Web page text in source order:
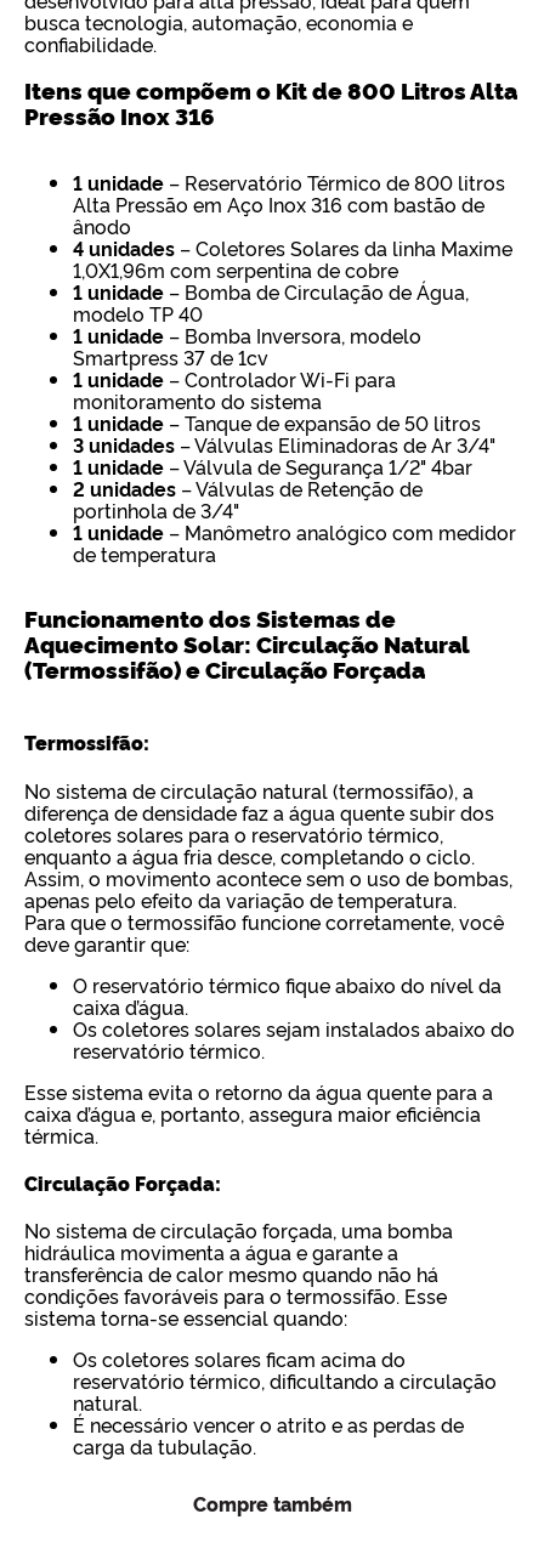
busca tecnologia, automação, economia e
confiabilidade.
Itens que compõem o Kit de 800 Litros Alta
Pressão Inox 316
1 unidade – Reservatório Térmico de 800 litros
Alta Pressão em Aço Inox 316 com bastão de
ânodo
4 unidades – Coletores Solares da linha Maxime
1,0X1,96m com serpentina de cobre
1 unidade – Bomba de Circulação de Água,
modelo TP 40
1 unidade – Bomba Inversora, modelo
Smartpress 37 de 1cv
1 unidade – Controlador Wi-Fi para
monitoramento do sistema
1 unidade – Tanque de expansão de 50 litros
3 unidades – Válvulas Eliminadoras de Ar 3/4"
1 unidade – Válvula de Segurança 1/2" 4bar
2 unidades – Válvulas de Retenção de
portinhola de 3/4"
1 unidade – Manômetro analógico com medidor
de temperatura
Funcionamento dos Sistemas de
Aquecimento Solar: Circulação Natural
(Termossifão) e Circulação Forçada
Termossifão:
No sistema de circulação natural (termossifão), a
diferença de densidade faz a água quente subir dos
coletores solares para o reservatório térmico,
enquanto a água fria desce, completando o ciclo.
Assim, o movimento acontece sem o uso de bombas,
apenas pelo efeito da variação de temperatura.
Para que o termossifão funcione corretamente, você
deve garantir que:
O reservatório térmico fique abaixo do nível da
caixa d’água.
Os coletores solares sejam instalados abaixo do
reservatório térmico.
Esse sistema evita o retorno da água quente para a
caixa d’água e, portanto, assegura maior eficiência
térmica.
Circulação Forçada:
No sistema de circulação forçada, uma bomba
hidráulica movimenta a água e garante a
transferência de calor mesmo quando não há
condições favoráveis para o termossifão. Esse
sistema torna-se essencial quando:
Os coletores solares ficam acima do
reservatório térmico, dificultando a circulação
natural.
É necessário vencer o atrito e as perdas de
carga da tubulação.
Compre também